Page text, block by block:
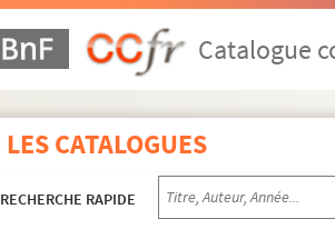
Catalogue
LES CATALOGUES
RECHERCHE RAPIDE